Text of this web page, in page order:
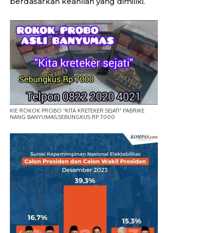
KIE ROKOK PROBO “KITA KRETEKER SEJATI” PABRIKE
NANG BANYUMAS,SEBUNGKUS RP 7000